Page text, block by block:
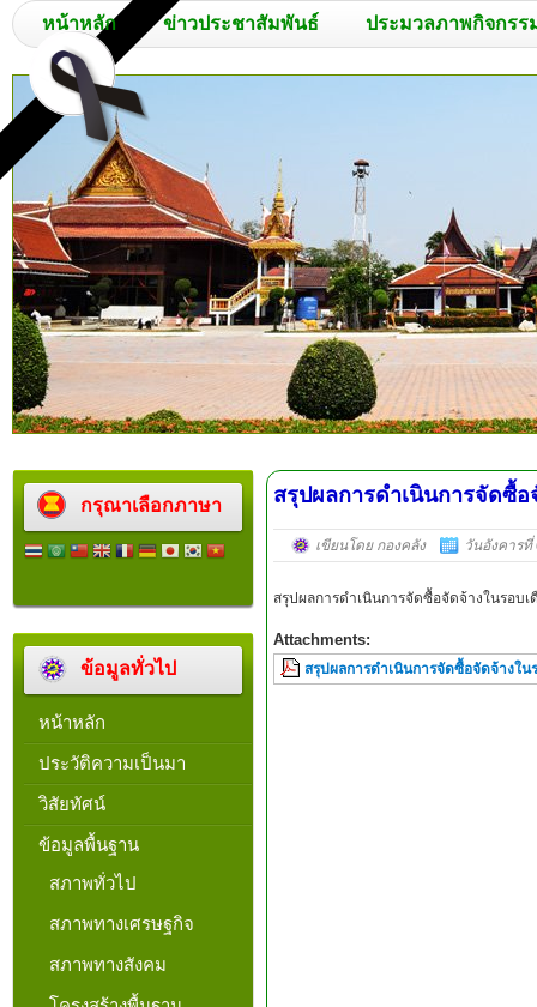
หน้าหลัก ข่าวประชาสัมพันธ์ ประมวลภาพกิจกรร
กรุณาเลือกภาษา
ข้อมูลทั่วไป
หน้าหลัก
ประวัติความเป็นมา
วิสัยทัศน์
ข้อมูลพื้นฐาน
สภาพทั่วไป
สภาพทางเศรษฐกิจ
สภาพทางสังคม
สรุปผลการดำเนินการจัดซื้
เขียนโดย กองคลัง วันอังคารที่
สรุปผลการดำเนินการจัดซื้อจัดจ้างในรอบ
Attachments:
สรุปผลการดำเนินการจัดซื้อจัดจ้างใ